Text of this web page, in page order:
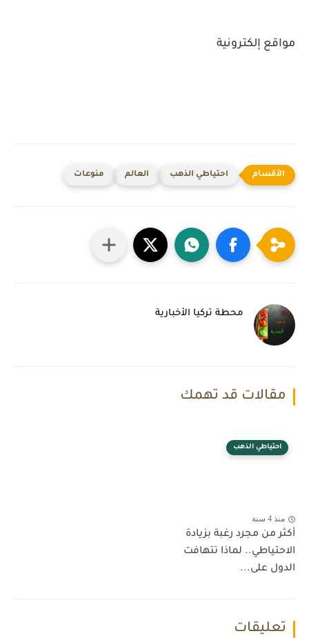
مواقع إلكترونية
احتياطي الذهب العالم منوعات
محطة تركيا الأخبارية
مقالات قد تهمك
احتياطي الذهب
منذ 4 سنة
أكثر من مجرد رغبة بزيادة
الاحتياطي.. لماذا تتهافت
الدول على...
تعليقات